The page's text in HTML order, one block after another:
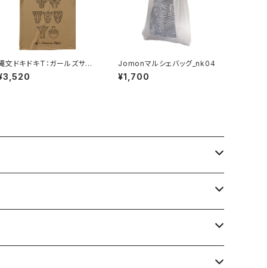
文ドキドキT：ガールズサイ
Jomonマルシェバッグ_nk04
¥1,700